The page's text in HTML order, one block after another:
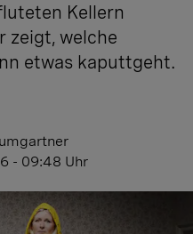
Kellern
zeigt, welche
etwas kaputtgeht.
- 09:48 Uhr